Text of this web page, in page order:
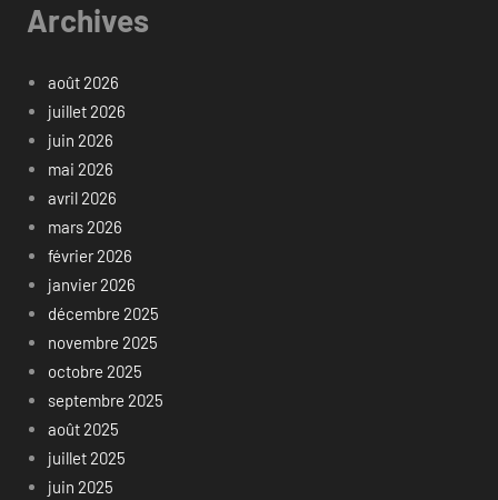
Archives
août 2026
juillet 2026
juin 2026
mai 2026
avril 2026
mars 2026
février 2026
janvier 2026
décembre 2025
novembre 2025
octobre 2025
septembre 2025
août 2025
juillet 2025
juin 2025